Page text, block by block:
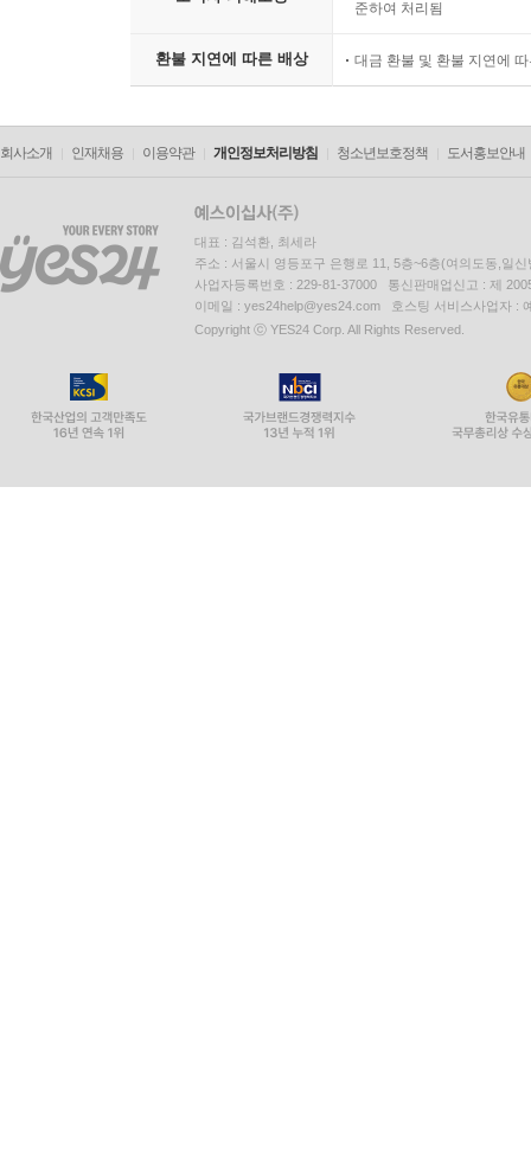
준하여 처리됨
환불 지연에 따른 배상 대금 환불 및 환불 지연에
회사소개 인재채용 이용약관 개인정보처리방침 청소년보호정책 도서홍보안내
대표 : 김석환, 최세라
주소 : 서울시 영등포구 은행로 11, 5층~6층(여의도동,일신
사업자등록번호 : 229-81-37000 통신판매업신고 : 제
이메일 : yes24help@yes24.com 호스팅 서비스사업자 :
Copyright ⓒ YES24 Corp. All Rights Reserved.